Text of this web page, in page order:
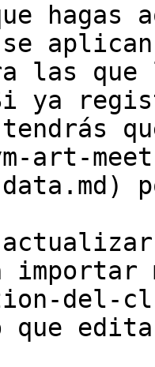
aplican
las
ya
art-
del-
que